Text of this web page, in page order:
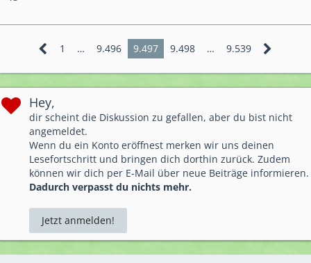
1 … 9.496 9.497 9.498 … 9.539
Hey,
dir scheint die Diskussion zu gefallen, aber du bist nicht
angemeldet.
Wenn du ein Konto eröffnest merken wir uns deinen
Lesefortschritt und bringen dich dorthin zurück. Zudem
können wir dich per E-Mail über neue Beiträge informieren.
Dadurch verpasst du nichts mehr.
Jetzt anmelden!